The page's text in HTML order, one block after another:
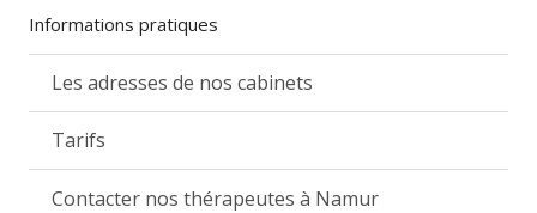
Informations pratiques
Les adresses de nos cabinets
Tarifs
Contacter nos thérapeutes à Namur